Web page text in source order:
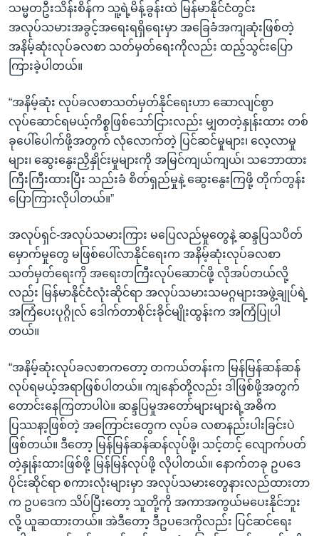
သမ္မတဦးသိန်းစိန်က သူ့ရဲ့မိန့်ခွန်းထဲ မြန်မာနိုင်ငံတွင်း
အလုပ်သမားအခွင့်အရေးရရှိရေးမှာ အခြေခံအကျဆုံးဖြစ်တဲ့
အနိမ့်ဆုံးလုပ်ခလစာ သတ်မှတ်ရေးကိုလည်း ထည့်သွင်းပြော
ကြားခဲ့ပါတယ်။
“အနိမ့်ဆုံး လုပ်ခလစာသတ်မှတ်နိုင်ရေးဟာ ဆောလျင်စွာ
လုပ်ဆောင်ရမယ့်ကိစ္စဖြစ်သော်ငြားလည်း မျှတတဲ့နှုန်းထား တစ်
ခုပေါ်ပေါက်ဖို့အတွက် လုံလောက်တဲ့ ပြင်ဆင်မှုများ၊ လေ့လာမှု
များ၊ ဆွေးနွေးညှိနှိုင်းမှုများကို အမြင်ကျယ်ကျယ်၊ သဘောထား
ကြီးကြီးထားပြီး သည်းခံ စိတ်ရှည်မှုနဲ့ ဆွေးနွေးကြဖို့ တိုက်တွန်း
ပြောကြားလိုပါတယ်။”
အလုပ်ရှင်-အလုပ်သမားကြား မပြေလည်မှုတွေနဲ့ ဆန္ဒပြသပိတ်
မှောက်မှုတွေ မဖြစ်ပေါ်လာနိုင်ရေးက အနိမ့်ဆုံးလုပ်ခလစာ
သတ်မှတ်ရေးကို အရေးတကြီးလုပ်ဆောင်ဖို့ လိုအပ်တယ်လို့
လည်း မြန်မာနိုင်ငံလုံးဆိုင်ရာ အလုပ်သမားသမဂ္ဂများအဖွဲ့ချုပ်ရဲ့
အကြံပေးပုဂ္ဂိုလ် ဒေါက်တာစိုင်းခိုင်မျိုးထွန်းက အကြံပြုပါ
တယ်။
“အနိမ့်ဆုံးလုပ်ခလစာကတော့ တကယ်တန်းက မြန်မြန်ဆန်ဆန်
လုပ်ရမယ့်အရာဖြစ်ပါတယ်။ ကျနော်တို့လည်း ဒါဖြစ်ဖို့အတွက်
တောင်းနေကြတာပါပဲ။ ဆန္ဒပြမှုအတော်များများရဲ့အဓိက
ပြဿနာ့ဖြစ်တဲ့ အကြောင်းတွေက လုပ်ခ လစာနည်းပါးခြင်းပဲ
ဖြစ်တယ်။ ဒီတော့ မြန်မြန်ဆန်ဆန်လုပ်ဖို့၊ သင့်တင့် လျောက်ပတ်
တဲ့နှုန်းထားဖြစ်ဖို့ မြန်မြန်လုပ်ဖို့ လိုပါတယ်။ နောက်တခု ဥပဒေ
ပိုင်းဆိုင်ရာ စကားလုံးများမှာ အလုပ်သမားတွေနားလည်ထားတာ
က ဥပဒေက သိပ်ပြီးတော့ သူတို့ကို အကာအကွယ်မပေးနိုင်ဘူး
လို့ ယူဆထားတယ်။ အဲဒီတော့ ဒီဥပဒေကိုလည်း ပြင်ဆင်ရေး